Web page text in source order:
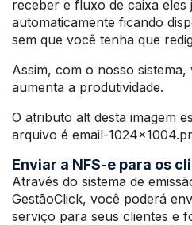
receber e fluxo de caixa eles
automaticamente ficando
sem que você tenha que
Assim, com o nosso
aumenta a produtividade.
O atributo alt desta imagem
arquivo é email-
Enviar a NFS-e para os
Através do sistema de
GestãoClick, você poderá
serviço para seus clientes e